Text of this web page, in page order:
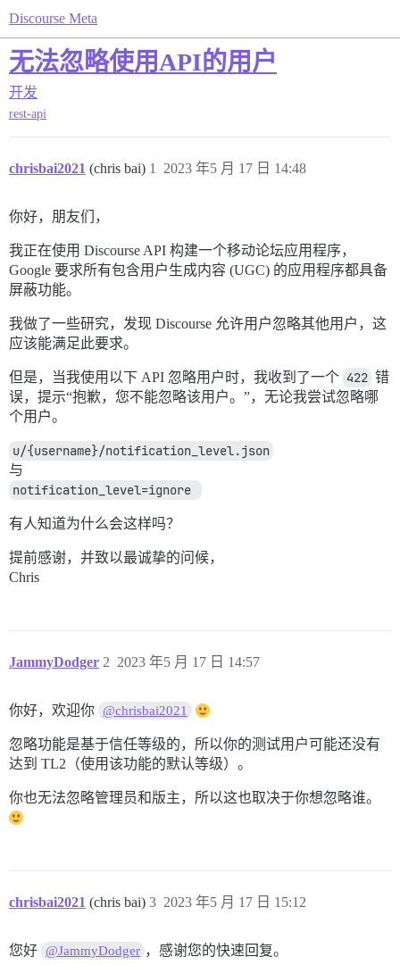
Discourse Meta
无法忽略使用API的用户
开发
rest-api
chrisbai2021 (chris bai) 2023 年5 月 17 日 14:48
1
你好，朋友们，
我正在使用 Discourse API 构建一个移动论坛应用程序，
Google 要求所有包含用户生成内容 (UGC) 的应用程序都具备
屏蔽功能。
我做了一些研究，发现 Discourse 允许用户忽略其他用户，这
应该能满足此要求。
但是，当我使用以下 API 忽略用户时，我收到了一个 422 错
误，提示“抱歉，您不能忽略该用户。”，无论我尝试忽略哪
个用户。
u/{username}/notification_level.json
与
notification_level=ignore
有人知道为什么会这样吗？
提前感谢，并致以最诚挚的问候，
Chris
JammyDodger 2023 年5 月 17 日 14:57
2
你好，欢迎你 @chrisbai2021
忽略功能是基于信任等级的，所以你的测试用户可能还没有
达到 TL2（使用该功能的默认等级）。
你也无法忽略管理员和版主，所以这也取决于你想忽略谁。
chrisbai2021 (chris bai) 2023 年5 月 17 日 15:12
3
您好 @JammyDodger ，感谢您的快速回复。